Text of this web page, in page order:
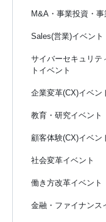
M&A・事業投資・事
Sales(営業)イベント
サイバーセキュリテ
トイベント
企業変革(CX)イベン
教育・研究イベント
顧客体験(CX)イベン
社会変革イベント
働き方改革イベント
金融・ファイナンス